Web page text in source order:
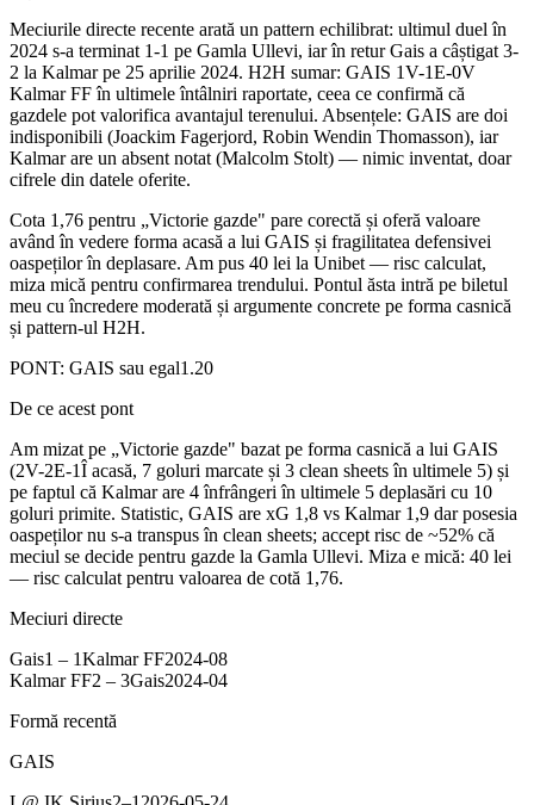
Meciurile directe recente arată un pattern echilibrat: ultimul duel în
2024 s-a terminat 1-1 pe Gamla Ullevi, iar în retur Gais a câștigat 3-
2 la Kalmar pe 25 aprilie 2024. H2H sumar: GAIS 1V-1E-0V
Kalmar FF în ultimele întâlniri raportate, ceea ce confirmă că
gazdele pot valorifica avantajul terenului. Absențele: GAIS are doi
indisponibili (Joackim Fagerjord, Robin Wendin Thomasson), iar
Kalmar are un absent notat (Malcolm Stolt) — nimic inventat, doar
cifrele din datele oferite.
Cota 1,76 pentru „Victorie gazde" pare corectă și oferă valoare
având în vedere forma acasă a lui GAIS și fragilitatea defensivei
oaspeților în deplasare. Am pus 40 lei la Unibet — risc calculat,
miza mică pentru confirmarea trendului. Pontul ăsta intră pe biletul
meu cu încredere moderată și argumente concrete pe forma casnică
și pattern-ul H2H.
PONT: GAIS sau egal1.20
De ce acest pont
Am mizat pe „Victorie gazde" bazat pe forma casnică a lui GAIS
(2V-2E-1Î acasă, 7 goluri marcate și 3 clean sheets în ultimele 5) și
pe faptul că Kalmar are 4 înfrângeri în ultimele 5 deplasări cu 10
goluri primite. Statistic, GAIS are xG 1,8 vs Kalmar 1,9 dar posesia
oaspeților nu s-a transpus în clean sheets; accept risc de ~52% că
meciul se decide pentru gazde la Gamla Ullevi. Miza e mică: 40 lei
— risc calculat pentru valoarea de cotă 1,76.
Meciuri directe
Gais1 – 1Kalmar FF2024-08
Kalmar FF2 – 3Gais2024-04
Formă recentă
GAIS